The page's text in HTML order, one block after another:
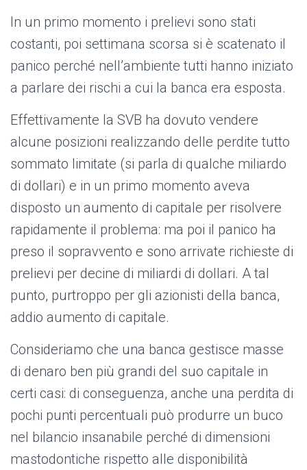
In un primo momento i prelievi sono stati
costanti, poi settimana scorsa si è scatenato il
panico perché nell’ambiente tutti hanno iniziato
a parlare dei rischi a cui la banca era esposta.
Effettivamente la SVB ha dovuto vendere
alcune posizioni realizzando delle perdite tutto
sommato limitate (si parla di qualche miliardo
di dollari) e in un primo momento aveva
disposto un aumento di capitale per risolvere
rapidamente il problema: ma poi il panico ha
preso il sopravvento e sono arrivate richieste di
prelievi per decine di miliardi di dollari. A tal
punto, purtroppo per gli azionisti della banca,
addio aumento di capitale.
Consideriamo che una banca gestisce masse
di denaro ben più grandi del suo capitale in
certi casi: di conseguenza, anche una perdita di
pochi punti percentuali può produrre un buco
nel bilancio insanabile perché di dimensioni
mastodontiche rispetto alle disponibilità